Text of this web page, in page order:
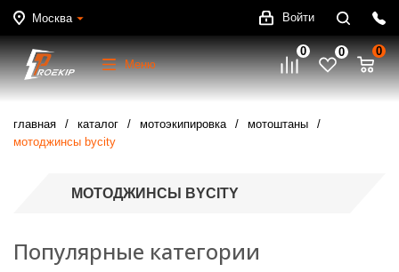
Москва Войти
Меню
0 0 0
главная каталог мотоэкипировка
мотоштаны
мотоджинсы bycity
МОТОДЖИНСЫ BYCITY
Популярные категории